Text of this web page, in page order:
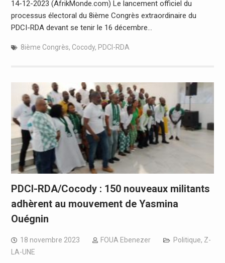
14-12-2023 (AfrikMonde.com) Le lancement officiel du
processus électoral du 8ième Congrès extraordinaire du
PDCI-RDA devant se tenir le 16 décembre…
8ième Congrès, Cocody, PDCI-RDA
PDCI-RDA/Cocody : 150 nouveaux militants
adhèrent au mouvement de Yasmina
Ouégnin
18 novembre 2023 FOUA Ebenezer Politique, Z-
LA-UNE